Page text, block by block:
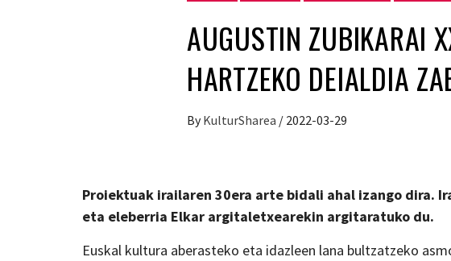
AUGUSTIN ZUBIKARAI
HARTZEKO DEIALDIA
By KulturSharea / 2022-03-29
Proiektuak irailaren 30era arte bidali ahal izango dira.
eta eleberria Elkar argitaletxearekin argitaratuko du.
Euskal kultura aberasteko eta idazleen lana bultzatzeko